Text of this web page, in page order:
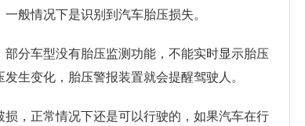
般情况下是识别到汽车胎压损失。
分车型没有胎压监测功能，不能实时显示胎压
生变化，胎压警报装置就会提醒驾驶人。
，正常情况下还是可以行驶的，如果汽车在行